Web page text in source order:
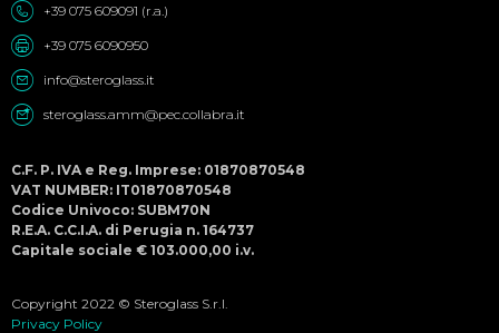
+39 075 609091 (r.a.)
+39 075 6090950
info@steroglass.it
steroglass.amm@pec.collabra.it
C.F. P. IVA e Reg. Imprese: 01870870548
VAT NUMBER: IT01870870548
Codice Univoco: SUBM70N
R.E.A. C.C.I.A. di Perugia n. 164737
Capitale sociale € 103.000,00 i.v.
Copyright 2022 © Steroglass S.r.l.
Privacy Policy